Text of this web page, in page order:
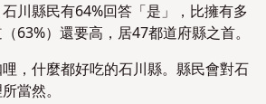
川縣民有64%回答「是」，比擁有多
63%）還要高，居47都道府縣之首。
，什麼都好吃的石川縣。縣民會對石
當然。